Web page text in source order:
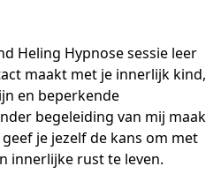
Heling Hypnose sessie leer
maakt met je innerlijk kind,
en beperkende
begeleiding van mij maak
je jezelf de kans om met
innerlijke rust te leven.